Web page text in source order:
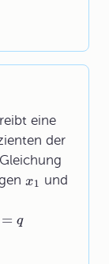
eine
der
x1 und
= q